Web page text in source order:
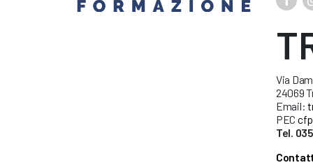
Via
24069
Email:
PEC
Tel.